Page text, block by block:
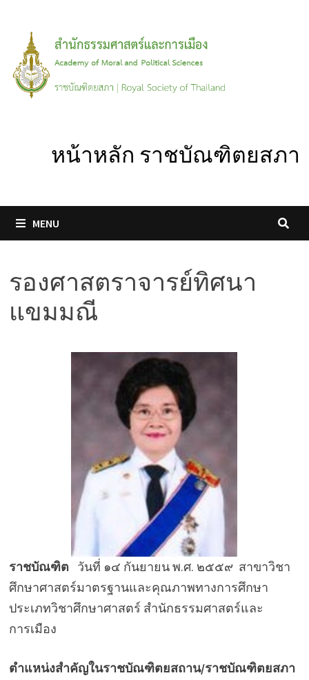
content
หน้าหลัก ราชบัณฑิตยสภา
MENU
รองศาสตราจารย์ทิศนา
แขมมณี
ราชบัณฑิต วันที่ ๑๔ กันยายน พ.ศ. ๒๕๕๙ สาขาวิชา
ศึกษาศาสตร์มาตรฐานและคุณภาพทางการศึกษา
ประเภทวิชาศึกษาศาสตร์ สำนักธรรมศาสตร์และ
การเมือง
ตำแหน่งสำคัญในราชบัณฑิตยสถาน/ราชบัณฑิตยสภา